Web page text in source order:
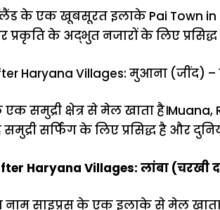
के एक खूबसूरत इलाके Pai Town in
प्रकृति के अद्भुत नजारों के लिए प्रसिद्ध
Haryana Villages: मुआना (जींद) –
समुद्री क्षेत्र से मेल खाता है।Muana,
सर्फिंग के लिए प्रसिद्ध है और
Haryana Villages: लांबा (चरखी
नाम साइप्रस के एक इलाके से मेल खाता